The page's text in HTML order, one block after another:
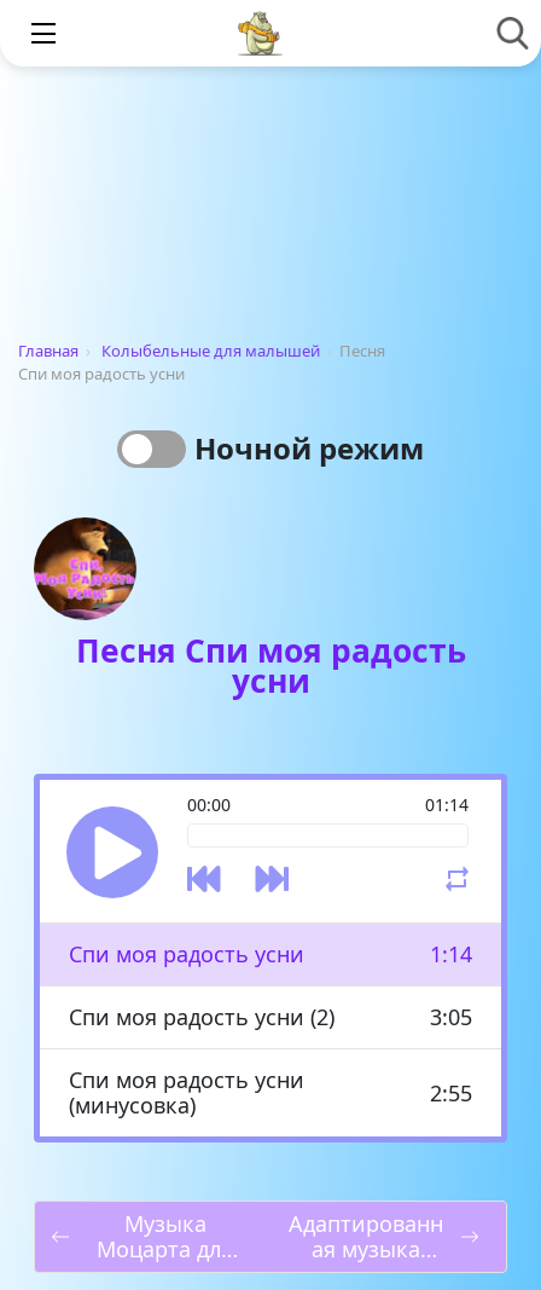
Главная › Колыбельные для малышей › Песня
Спи моя радость усни
Ночной режим
Песня Спи моя радость
усни
00:00 01:14
Спи моя радость усни 1:14
Спи моя радость усни (2) 3:05
Спи моя радость усни
(минусовка)
2:55
Музыка
Моцарта для
игр
Адаптированн
ая музыка
Моцарта